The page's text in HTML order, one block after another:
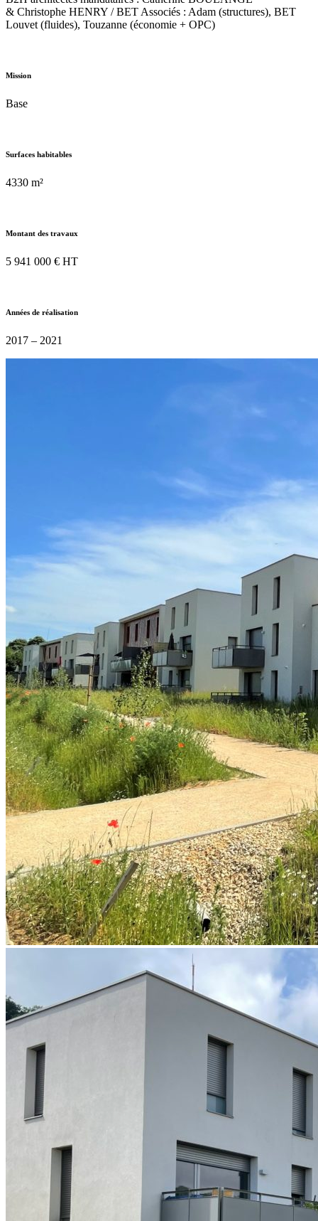
& Christophe HENRY / BET Associés : Adam (structures), BET
Louvet (fluides), Touzanne (économie + OPC)
Mission
Base
Surfaces habitables
4330 m²
Montant des travaux
5 941 000 € HT
Années de réalisation
2017 – 2021